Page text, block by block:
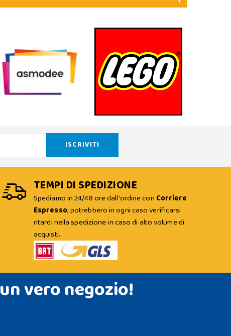
TEMPI DI SPEDIZIONE
Spediamo in 24/48 ore dall'ordine con Corriere
Espresso; potrebbero in ogni caso verificarsi
ritardi nella spedizione in caso di alto volume di
acquisti.
un vero negozio!